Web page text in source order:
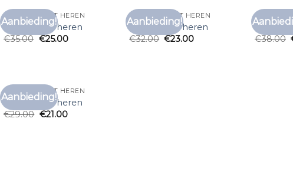
Aanbieding!
Toevoegen
PAARS T SHIRT HEREN
paars t shirt heren
€35.00 €25.00
Aanbieding!
Toevoegen
PAARS T SHIRT HEREN
paars t shirt heren
€32.00 €23.00
PAARS T
paars t
€38.00
Aanbieding!
Toevoegen
PAARS T SHIRT HEREN
paars t shirt heren
€29.00 €21.00